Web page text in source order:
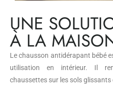
UNE
À LA
Le chausson antidérapant bébé
utilisation en intérieur. Il
chaussettes sur les sols glissants